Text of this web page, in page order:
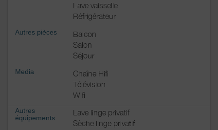
Lave vaisselle
Réfrigérateur
Autres pièces
Balcon
Salon
Séjour
Media
Chaîne Hifi
Télévision
Wifi
Autres
équipements
Lave linge privatif
Sèche linge privatif